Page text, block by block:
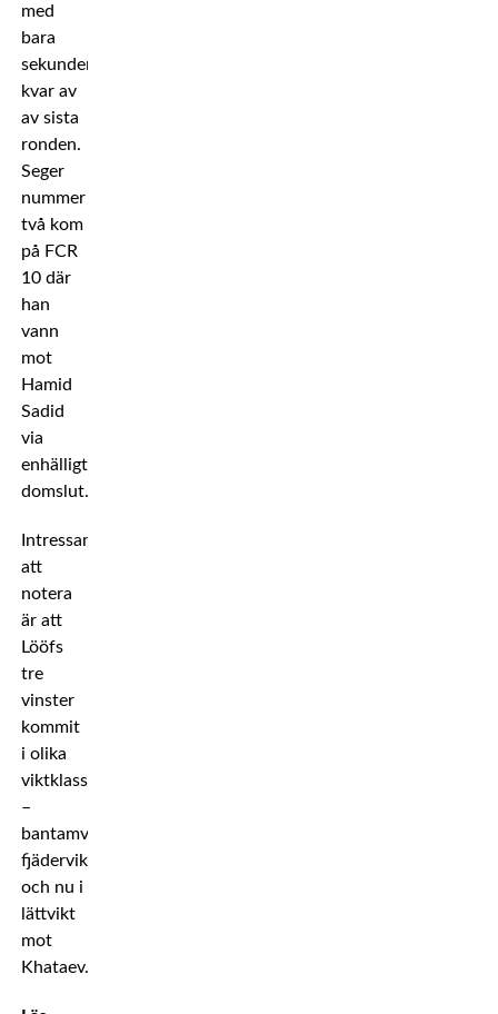
med
bara
sekunder
kvar av
av sista
ronden.
Seger
nummer
två kom
på FCR
10 där
han
vann
mot
Hamid
Sadid
via
enhälligt
domslut.
Intressant
att
notera
är att
Lööfs
tre
vinster
kommit
i olika
viktklasser
–
bantamvikt,
fjädervikt
och nu i
lättvikt
mot
Khataev.